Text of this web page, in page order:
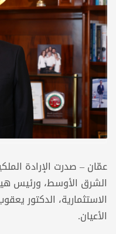
عمّان – صدرت الإرادة
الشرق الأوسط، ورئيس
الاستثمارية، الدكتور
الأعيان.